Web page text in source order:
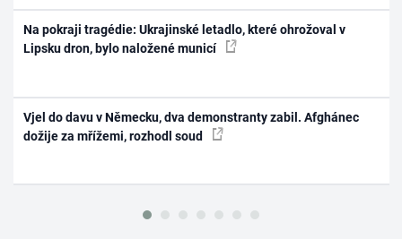
Na pokraji tragédie: Ukrajinské letadlo, které ohrožoval v
Lipsku dron, bylo naložené municí
Vjel do davu v Německu, dva demonstranty zabil. Afghánec
dožije za mřížemi, rozhodl soud